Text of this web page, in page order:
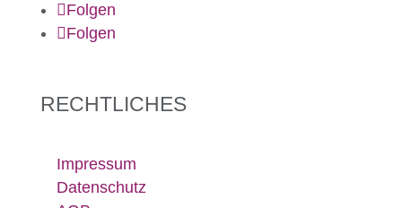
Folgen
Folgen
RECHTLICHES
Impressum
Datenschutz